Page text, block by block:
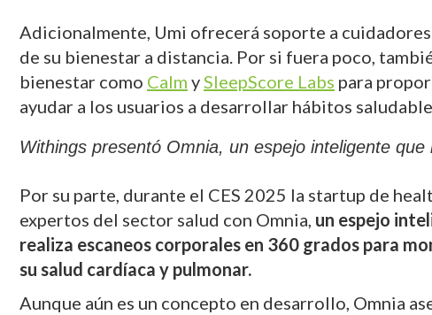
Adicionalmente, Umi ofrecerá soporte a
de su bienestar a distancia. Por si fuera poco,
bienestar como Calm ySleepScore Labs para
ayudar a los usuarios a desarrollar hábitos
Withings presentó Omnia, un espejo inteligente
Por su parte, durante el CES 2025 la startup de
expertos del sector salud con Omnia, un espejo
realiza escaneos corporales en 360 grados para
su salud cardíaca y pulmonar.
Aunque aún es un concepto en desarrollo, Omnia